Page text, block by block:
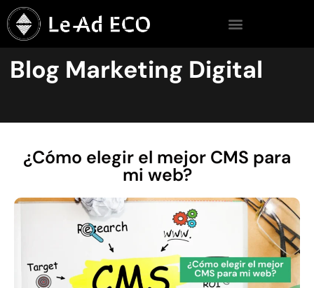
Blog Marketing Digital
¿Cómo elegir el mejor CMS para
mi web?